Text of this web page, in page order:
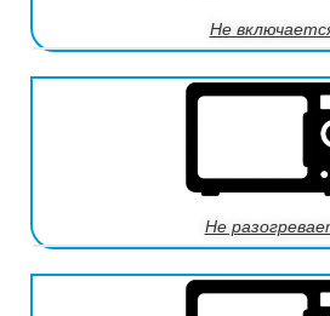
Не
Не